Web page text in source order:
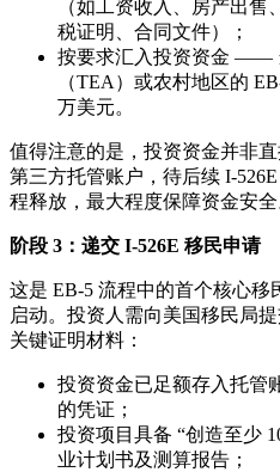
（如工资收入、房产出
税证明、合同文件）；
按要求汇入投资资金 ——
（TEA）或农村地区的
万美元。
值得注意的是，投资资金并非
第三方托管账户，待后续 I-
程释放，最大程度保障资金安全
阶段 3：递交 I-526E 移民申请
这是 EB-5 流程中的首个核心
启动。投资人需向美国移民局
关键证明材料：
投资资金已足额存入托管
的凭证；
投资项目具备 “创造至少
业计划书及测算报告；